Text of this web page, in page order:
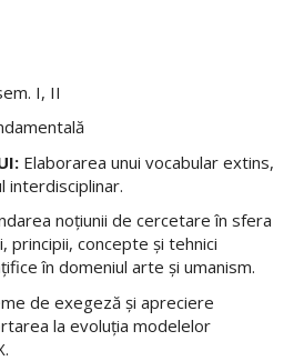
I, II
Elaborarea unui vocabular extins,
interdisciplinar.
noţiunii de cercetare în sfera
principii, concepte şi tehnici
în domeniul arte și umanism.
de exegeză şi apreciere
la evoluţia modelelor